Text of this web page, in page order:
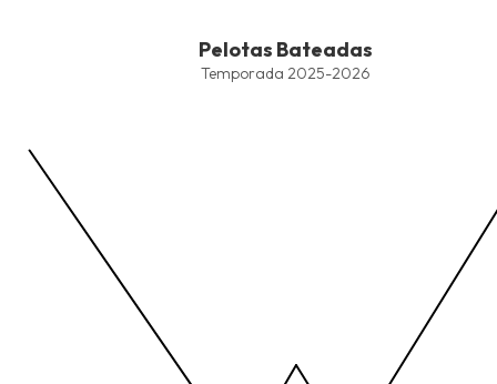
The chart has 1 X axis displaying values. Data ranges from -
The chart has 1 Y axis displaying values. Data ranges from -
Pelotas Bateadas
Temporada 2025-2026